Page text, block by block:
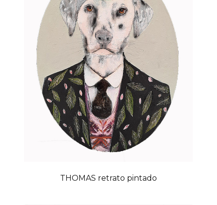
THOMAS retrato pintado